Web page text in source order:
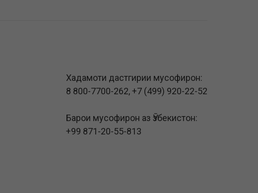
Хадамоти дастгирии мусофирон:
8 800-7700-262,+7 (499) 920-22-52
Барои мусофирон аз Ӯзбекистон:
+99 871-20-55-813